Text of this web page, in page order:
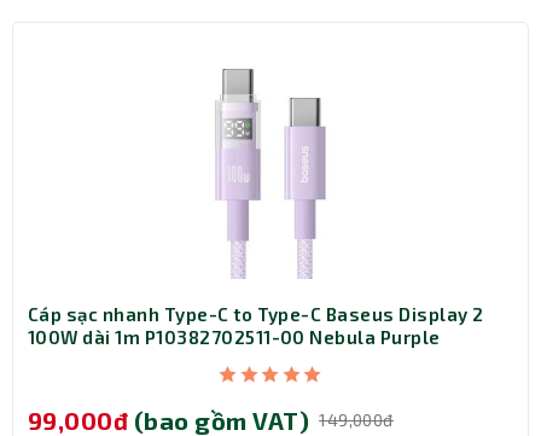
Cáp sạc nhanh Type-C to Type-C Baseus Display 2
100W dài 1m P10382702511-00 Nebula Purple
99,000đ (bao gồm VAT) 149,000đ